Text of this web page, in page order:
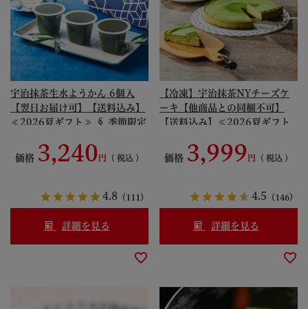
宇治抹茶生水ようかん 6個入
【翌日お届け可】【送料込み】
≪2026夏ギフト≫ § 季節限定
産 夏ギフト お中元 京都 涼菓
090214-komi
価格 3,240 税込
4.8 （111）
詳細を見る
【冷凍】宇治抹茶NYチーズケ
ーキ【他商品との同梱不可】
【送料込み】≪2026夏ギフト
ズ」とコラボ ニューヨーク 濃
厚 スイーツ 091051
価格 3,999 税込
4.5 （146）
詳細を見る